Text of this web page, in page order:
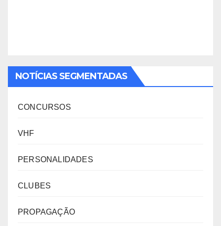
NOTÍCIAS SEGMENTADAS
CONCURSOS
VHF
PERSONALIDADES
CLUBES
PROPAGAÇÃO